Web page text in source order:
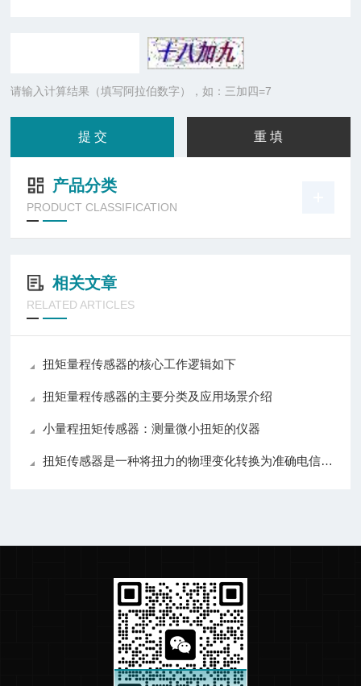
请输入计算结果（填写阿拉伯数字），如：三加四=7
产品分类
PRODUCT CLASSIFICATION
相关文章
RELATED ARTICLES
扭矩量程传感器的核心工作逻辑如下
扭矩量程传感器的主要分类及应用场景介绍
小量程扭矩传感器：测量微小扭矩的仪器
扭矩传感器是一种将扭力的物理变化转换为准确电信号的测量仪器